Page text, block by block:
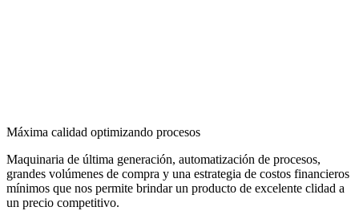
Máxima calidad optimizando procesos
Maquinaria de última generación, automatización de procesos,
grandes volúmenes de compra y una estrategia de costos financieros
mínimos que nos permite brindar un producto de excelente clidad a
un precio competitivo.